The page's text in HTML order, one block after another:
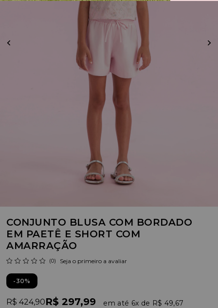
CONJUNTO BLUSA COM BORDADO
EM PAETÊ E SHORT COM
AMARRAÇÃO
(0) Seja o primeiro a avaliar
30%
R$ 424,90R$ 297,99 6x R$ 49,67